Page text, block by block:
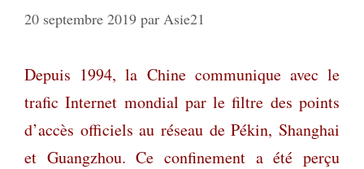
20 septembre 2019 par Asie21
Depuis 1994, la Chine communique avec le
trafic Internet mondial par le filtre des points
d’accès officiels au réseau de Pékin, Shanghai
et Guangzhou. Ce confinement a été perçu